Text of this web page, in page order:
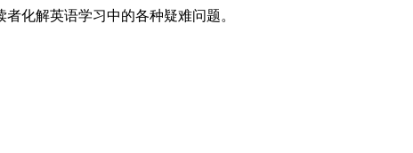
化解英语学习中的各种疑难问题。